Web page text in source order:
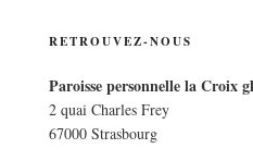
RETROUVEZ-NOUS
Paroisse personnelle la Croix
2 quai Charles Frey
67000 Strasbourg